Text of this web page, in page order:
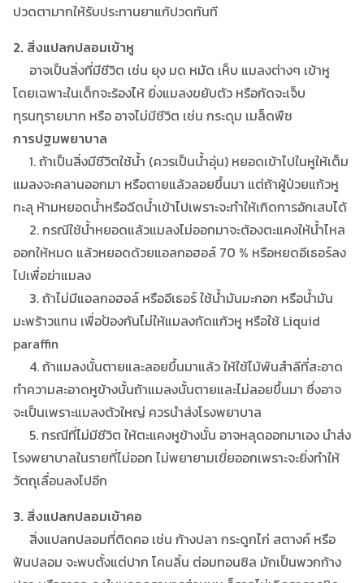
ปวดตามากให้รับประทานยาแก้ปวดทันที
2. สิ่งแปลกปลอมเข้าหู
อาจเป็นสิ่งที่มีชีวิต เช่น ยุง มด หมัด เห็บ แมลงต่างๆ เข้าหู
โดยเฉพาะในเด็กจะร้องไห้ ยิ่งแมลงขยับตัว หรือกัดจะเจ็บ
ทุรนทุรายมาก หรือ อาจไม่มีชีวิต เช่น กระดุม เมล็ดพืช
การปฐมพยาบาล
1. ถ้าเป็นสิ่งมีชีวิตใช้น้ำ (ควรเป็นน้ำอุ่น) หยอดเข้าไปในหูให้เต็ม
แมลงจะคลานออกมา หรือตายแล้วลอยขึ้นมา แต่ถ้าผู้ป่วยแก้วหู
ทะลุ ห้ามหยอดน้ำหรือฉีดน้ำเข้าไปเพราะจะทำให้เกิดการอักเสบได้
2. กรณีใช้น้ำหยอดแล้วแมลงไม่ออกมาจะต้องตะแคงให้น้ำไหล
ออกให้หมด แล้วหยอดด้วยแอลกอฮอล์ 70 % หรือหยดอีเธอร์ลง
ไปเพื่อฆ่าแมลง
3. ถ้าไม่มีแอลกอฮอล์ หรืออีเธอร์ ใช้น้ำมันมะกอก หรือน้ำมัน
มะพร้าวแทน เพื่อป้องกันไม่ให้แมลงกัดแก้วหู หรือใช้ Liquid
paraffin
4. ถ้าแมลงนั้นตายและลอยขึ้นมาแล้ว ให้ใช้ไม้พันสำลีที่สะอาด
ทำความสะอาดหูข้างนั้นถ้าแมลงนั้นตายและไม่ลอยขึ้นมา ซึ่งอาจ
จะเป็นเพราะแมลงตัวใหญ่ ควรนำส่งโรงพยาบาล
5. กรณีที่ไม่มีชีวิต ให้ตะแคงหูข้างนั้น อาจหลุดออกมาเอง นำส่ง
โรงพยาบาลในรายที่ไม่ออก ไม่พยายามเขี่ยออกเพราะจะยิ่งทำให้
วัตถุเลื่อนลงไปอีก
3. สิ่งแปลกปลอมเข้าคอ
สิ่งแปลกปลอมที่ติดคอ เช่น ก้างปลา กระดูกไก่ สตางค์ หรือ
ฟันปลอม จะพบตั้งแต่ปาก โคนลิ้น ต่อมทอนซิล มักเป็นพวกก้าง